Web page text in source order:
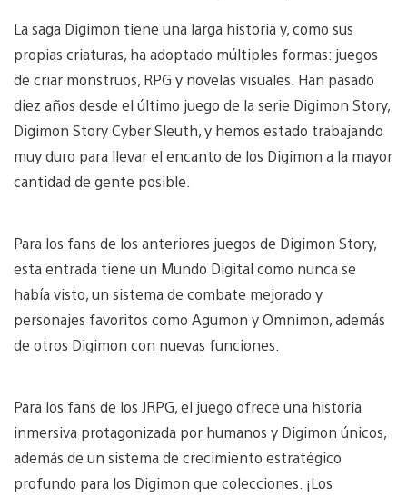
La saga Digimon tiene una larga historia y, como sus
propias criaturas, ha adoptado múltiples formas: juegos
de criar monstruos, RPG y novelas visuales. Han pasado
diez años desde el último juego de la serie Digimon Story,
Digimon Story Cyber Sleuth, y hemos estado trabajando
muy duro para llevar el encanto de los Digimon a la mayor
cantidad de gente posible.
Para los fans de los anteriores juegos de Digimon Story,
esta entrada tiene un Mundo Digital como nunca se
había visto, un sistema de combate mejorado y
personajes favoritos como Agumon y Omnimon, además
de otros Digimon con nuevas funciones.
Para los fans de los JRPG, el juego ofrece una historia
inmersiva protagonizada por humanos y Digimon únicos,
además de un sistema de crecimiento estratégico
profundo para los Digimon que colecciones. ¡Los